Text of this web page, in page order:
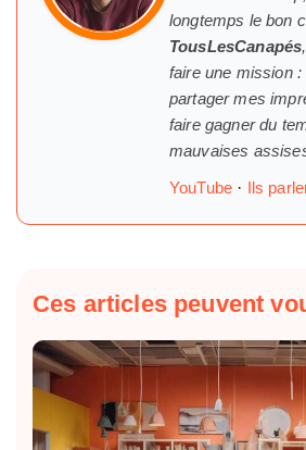
longtemps lebon
TousLesCanapés
faire une mission
partager mes
faire gagner du
mauvaises
YouTube · Ils
Ces articles peuvent